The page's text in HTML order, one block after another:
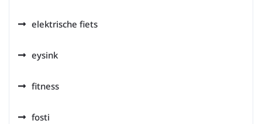
elektrische fiets
eysink
fitness
fosti